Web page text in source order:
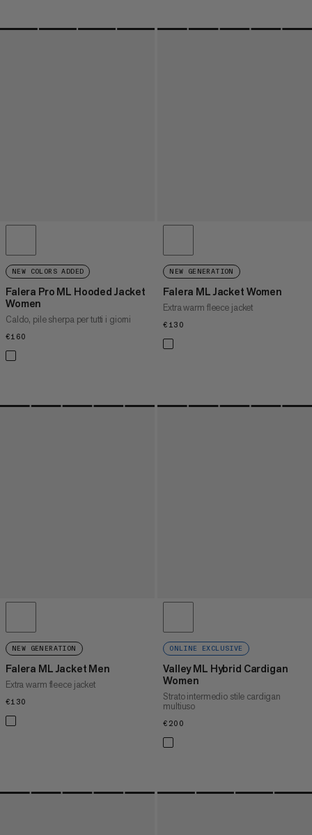
NEW COLORS ADDED
Falera Pro ML Hooded Jacket
Women
Caldo, pile sherpa per tutti i giorni
€160
NEW GENERATION
Falera ML Jacket Women
Extra warm fleece jacket
€130
NEW GENERATION
Falera ML Jacket Men
Extra warm fleece jacket
€130
ONLINE EXCLUSIVE
Valley ML Hybrid Cardigan
Women
Strato intermedio stile cardigan
multiuso
€200